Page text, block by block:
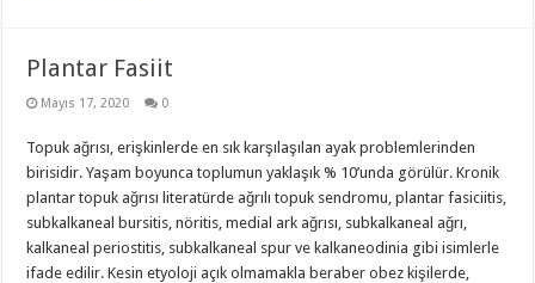
Plantar Fasiit
Mayıs 17, 2020 0
Topuk ağrısı, erişkinlerde en sık karşılaşılan ayak problemlerinden
birisidir. Yaşam boyunca toplumun yaklaşık % 10’unda görülür. Kronik
plantar topuk ağrısı literatürde ağrılı topuk sendromu, plantar fasiciitis,
subkalkaneal bursitis, nöritis, medial ark ağrısı, subkalkaneal ağrı,
kalkaneal periostitis, subkalkaneal spur ve kalkaneodinia gibi isimlerle
ifade edilir. Kesin etyoloji açık olmamakla beraber obez kişilerde,